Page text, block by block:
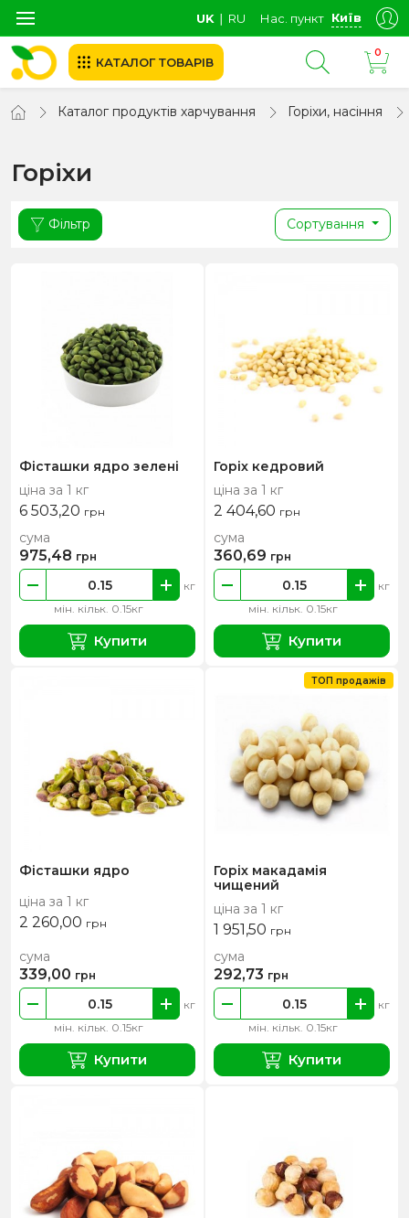
UK ∣ RU Нас. пункт Київ
КАТАЛОГ ТОВАРІВ
0
Каталог продуктів харчування Горіхи, насіння
Горіхи
Фільтр Сортування
Фісташки ядро зелені
ціна за 1 кг
6 503,20 грн
мін. кільк. 0.15кг
кг
сума
975,48 грн
Купити
Горіх кедровий
ціна за 1 кг
2 404,60 грн
мін. кільк. 0.15кг
кг
сума
360,69 грн
Купити
Фісташки ядро
ціна за 1 кг
2 260,00 грн
мін. кільк. 0.15кг
кг
сума
339,00 грн
Купити
Горіх макадамія
чищений
ціна за 1 кг
1 951,50 грн
мін. кільк. 0.15кг
кг
сума
292,73 грн
Купити
ТОП продажів